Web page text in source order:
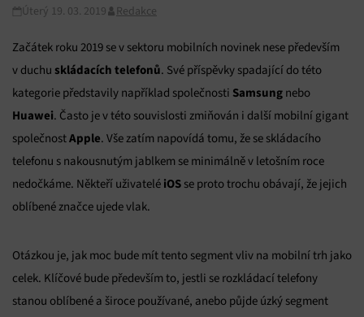
Úterý 19. 03. 2019 Redakce
Začátek roku 2019 se v sektoru mobilních novinek nese především
v duchu skládacích telefonů. Své příspěvky spadající do této
kategorie představily například společnosti Samsung nebo
Huawei. Často je v této souvislosti zmiňován i další mobilní gigant
společnostApple. Vše zatím napovídá tomu, že se skládacího
telefonu s nakousnutým jablkem se minimálně v letošním roce
nedočkáme. Někteří uživatelé iOS se proto trochu obávají, že jejich
oblíbené značce ujede vlak.
Otázkou je, jak moc bude mít tento segment vliv na mobilní trh jako
celek. Klíčové bude především to, jestli se rozkládací telefony
stanou oblíbené a široce používané, anebo půjde úzký segment